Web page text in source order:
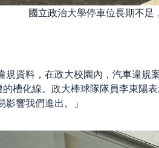
國立政治大學停車位長期不
規資料，在政大校園內，汽車違
槽化線。政大棒球隊隊員李東陽
響我們進出。」